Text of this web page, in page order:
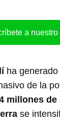
a nuestro
ha generado
de la
millones
se